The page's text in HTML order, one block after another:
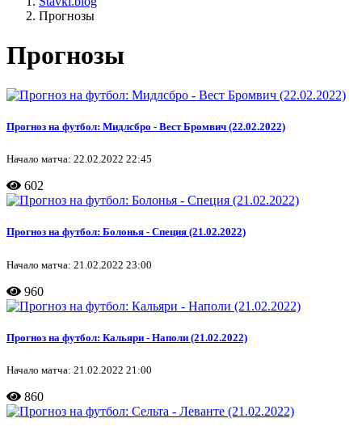
Прогнозы
Прогнозы
Прогноз на футбол: Мидлсбро - Вест Бромвич (22.02.2022)
Начало матча: 22.02.2022 22:45
602
Прогноз на футбол: Болонья - Специя (21.02.2022)
Начало матча: 21.02.2022 23:00
960
Прогноз на футбол: Кальяри - Наполи (21.02.2022)
Начало матча: 21.02.2022 21:00
860